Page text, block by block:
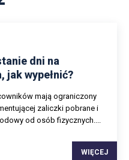
dni na
jak wypełnić?
mają ograniczony
zaliczki pobrane i
od osób fizycznych....
WIĘCEJ